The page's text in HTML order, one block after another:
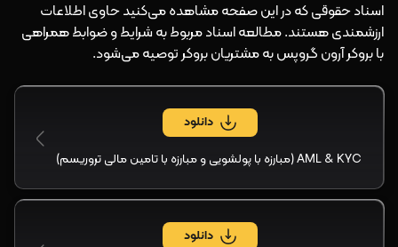
اسناد حقوقی که در این صفحه مشاهده می‌کنید حاوی اطلاعات
ارزشمندی هستند. مطالعه اسناد مربوط به شرایط و ضوابط همراهی
با بروکر آرون گروپس به مشتریان بروکر توصیه می‌شود.
دانلود
AML & KYC (مبارزه با پولشویی و مبارزه با تامین مالی تروریسم)
دانلود